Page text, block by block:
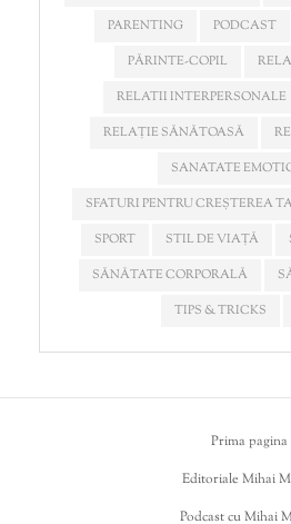
PARENTING
PODCAST
PĂRINTE-COPIL
RELATII INTERPERSONALE
RELAȚIE SĂNĂTOASĂ
SANATATE
SFATURI PENTRU CREȘTEREA
SPORT
STIL DE VIAȚĂ
SĂNĂTATE CORPORALĂ
TIPS & TRICKS
Prima pagina
Editoriale Mihai
Podcast cu Mihai